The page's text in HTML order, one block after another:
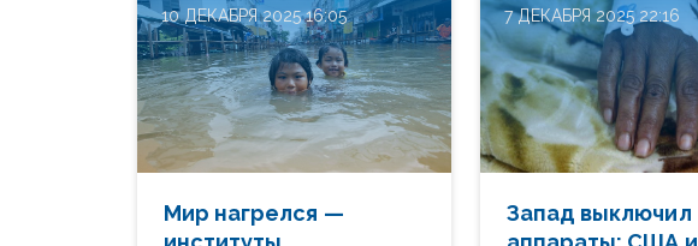
10 ДЕКАБРЯ 2025 16:05
Мир нагрелся —
7 ДЕКАБРЯ 2025 22:16
Запад выключил